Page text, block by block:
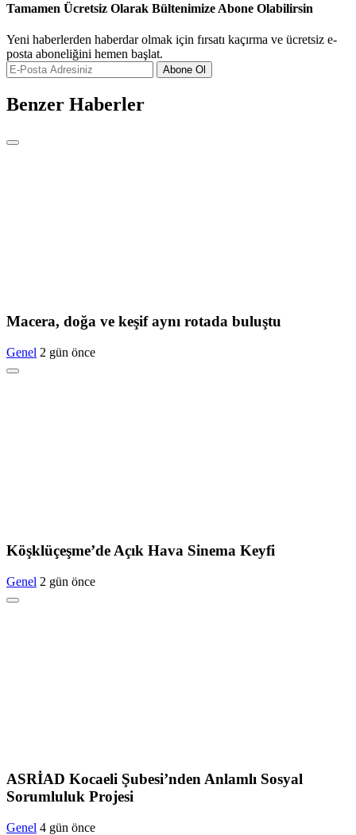
Tamamen Ücretsiz Olarak Bültenimize Abone Olabilirsin
Yeni haberlerden haberdar olmak için fırsatı kaçırma ve ücretsiz e-
posta aboneliğini hemen başlat.
Abone Ol
Benzer Haberler
Macera, doğa ve keşif aynı rotada buluştu
Genel 2 gün önce
Köşklüçeşme’de Açık Hava Sinema Keyfi
Genel 2 gün önce
ASRİAD Kocaeli Şubesi’nden Anlamlı Sosyal
Sorumluluk Projesi
Genel 4 gün önce